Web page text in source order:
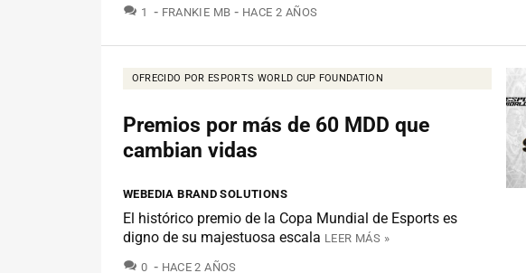
1 COMENTARIOS
FRANKIE MB HACE 2 AÑOS
OFRECIDO POR ESPORTS WORLD CUP FOUNDATION
Premios por más de 60 MDD que
cambian vidas
WEBEDIA BRAND SOLUTIONS
El histórico premio de la Copa Mundial de Esports es
digno de su majestuosa escala LEER MÁS »
0 COMENTARIOS
HACE 2 AÑOS